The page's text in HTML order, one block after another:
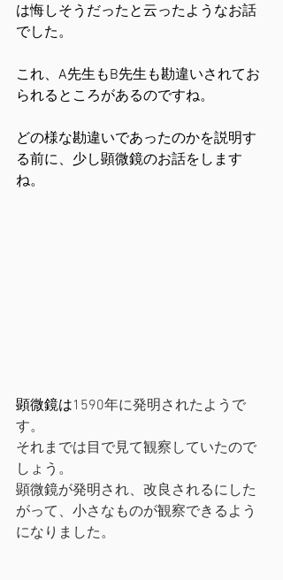
は悔しそうだったと云ったようなお話
でした。
これ、A先生もB先生も勘違いされてお
られるところがあるのですね。
どの様な勘違いであったのかを説明す
る前に、少し顕微鏡のお話をします
ね。
顕微鏡は1590年に発明されたようで
す。
それまでは目で見て観察していたので
しょう。
顕微鏡が発明され、改良されるにした
がって、小さなものが観察できるよう
になりました。